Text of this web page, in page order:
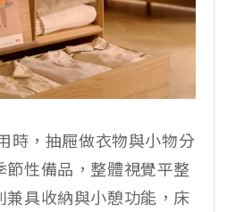
時，抽屜做衣物與小物分
性備品，整體視覺平整
兼具收納與小憩功能，床